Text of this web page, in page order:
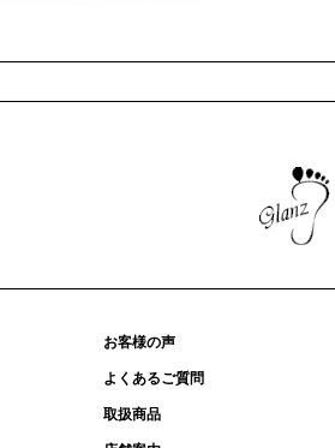
お客様の声
よくあるご質問
取扱商品